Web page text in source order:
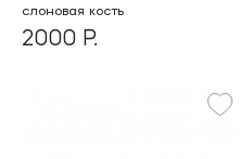
слоновая кость
2000 Р.